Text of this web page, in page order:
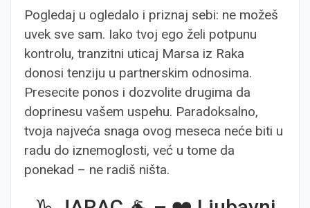
Pogledaj u ogledalo i priznaj sebi: ne možeš
uvek sve sam. Iako tvoj ego želi potpunu
kontrolu, tranzitni uticaj Marsa iz Raka
donosi tenziju u partnerskim odnosima.
Presecite ponos i dozvolite drugima da
doprinesu vašem uspehu. Paradoksalno,
tvoja najveća snaga ovog meseca neće biti u
radu do iznemoglosti, već u tome da
ponekad – ne radiš ništa.